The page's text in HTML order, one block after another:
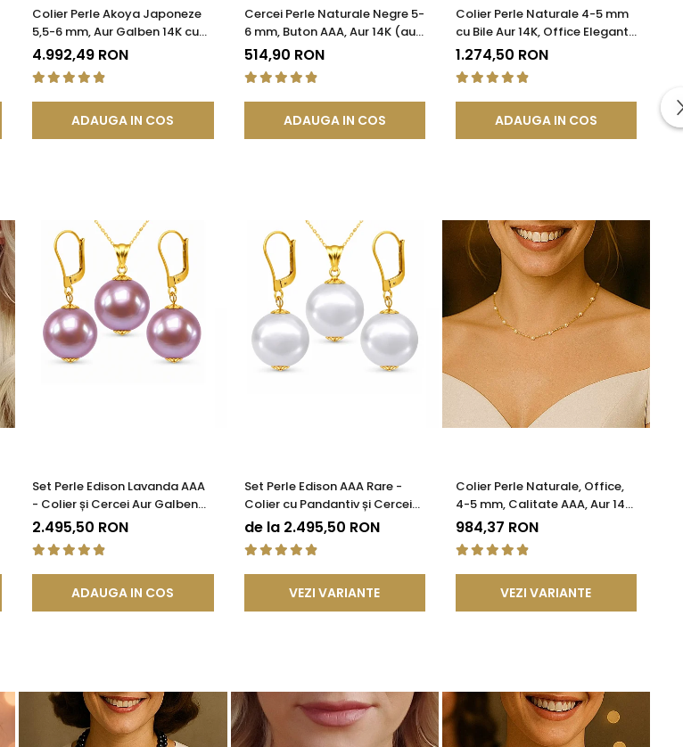
Colier Perle Akoya Japoneze
5,5-6 mm, Aur Galben 14K cu
Închizătoare Filigranată |
KASKADDA®
4.992,49 RON
ADAUGA IN COS
Cercei Perle Naturale Negre 5-
6 mm, Buton AAA, Aur 14K (aur
585), Tip Șurub | KASKADDA®
514,90 RON
ADAUGA IN COS
Colier Perle Naturale 4-5 mm
cu Bile Aur 14K, Office Elegant |
KASKADDA®
1.274,50 RON
ADAUGA IN COS
Set Perle Edison Lavanda AAA
- Colier și Cercei Aur Galben
14K, Perle Naturale 11,5-12 mm|
KASKADDA®
2.495,50 RON
ADAUGA IN COS
Set Perle Edison AAA Rare -
Colier cu Pandantiv și Cercei
cu Aur Galben 14K, Perle
Naturale 12,5-13 mm |
KASKADDA®
de la 2.495,50 RON
VEZI VARIANTE
Colier Perle Naturale, Office,
4-5 mm, Calitate AAA, Aur 14K
| KASKADDA®
984,37 RON
VEZI VARIANTE